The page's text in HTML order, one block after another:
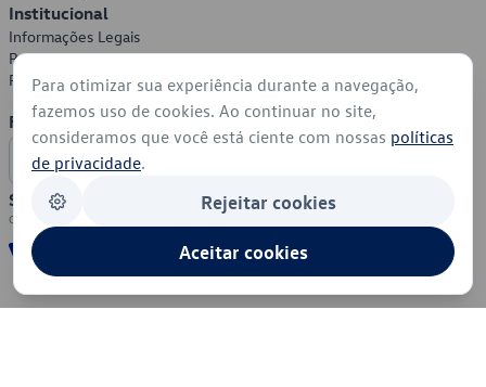
Institucional
Informações Legais
Política de Privacidade
Política de Cookies
Formas de Pagamento
Segurança
Para otimizar sua experiência durante a navegação,
fazemos uso de cookies. Ao continuar no site,
consideramos que você está ciente com nossas políticas
de privacidade.
Rejeitar cookies
Aceitar cookies